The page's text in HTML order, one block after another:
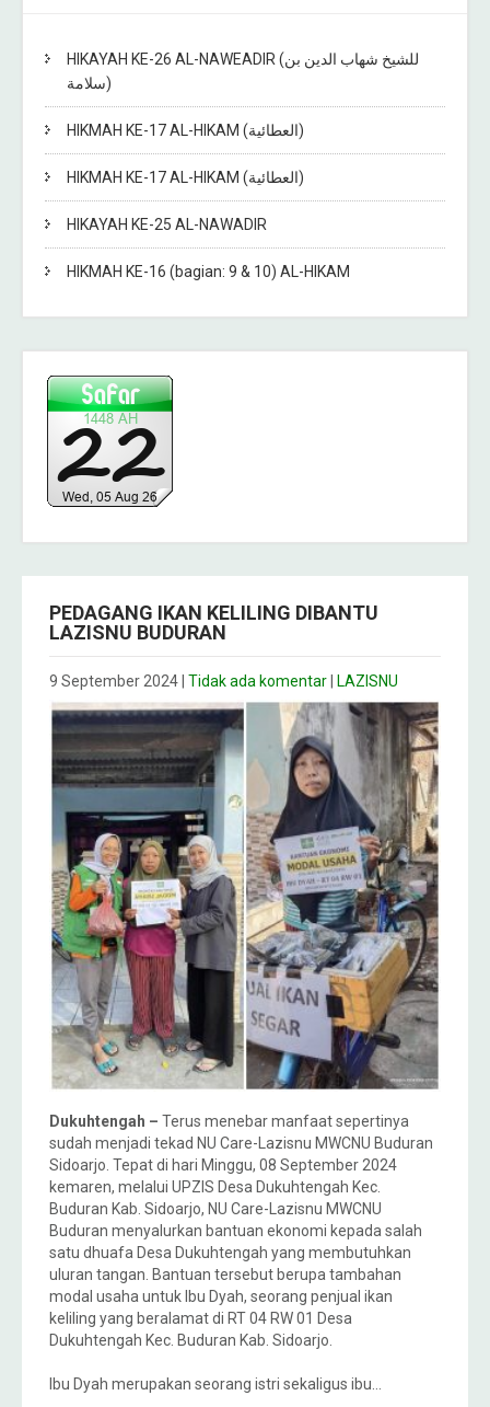
HIKAYAH KE-26 AL-NAWEADIR (للشيخ شهاب الدين بن
سلامة)
HIKMAH KE-17 AL-HIKAM (العطائية)
HIKMAH KE-17 AL-HIKAM (العطائية)
HIKAYAH KE-25 AL-NAWADIR
HIKMAH KE-16 (bagian: 9 & 10) AL-HIKAM
PEDAGANG IKAN KELILING DIBANTU
LAZISNU BUDURAN
9 September 2024 Tidak ada komentar LAZISNU
Dukuhtengah – Terus menebar manfaat sepertinya
sudah menjadi tekad NU Care-Lazisnu MWCNU Buduran
Sidoarjo. Tepat di hari Minggu, 08 September 2024
kemaren, melalui UPZIS Desa Dukuhtengah Kec.
Buduran Kab. Sidoarjo, NU Care-Lazisnu MWCNU
Buduran menyalurkan bantuan ekonomi kepada salah
satu dhuafa Desa Dukuhtengah yang membutuhkan
uluran tangan. Bantuan tersebut berupa tambahan
modal usaha untuk Ibu Dyah, seorang penjual ikan
keliling yang beralamat di RT 04 RW 01 Desa
Dukuhtengah Kec. Buduran Kab. Sidoarjo.
Ibu Dyah merupakan seorang istri sekaligus ibu…